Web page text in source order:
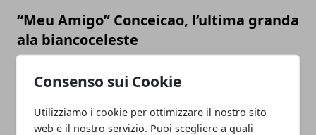
Consenso sui Cookie
Utilizziamo i cookie per ottimizzare il nostro sito
web e il nostro servizio. Puoi scegliere a quali
“Meu Amigo” Conceicao, l’ultima granda
ala biancoceleste